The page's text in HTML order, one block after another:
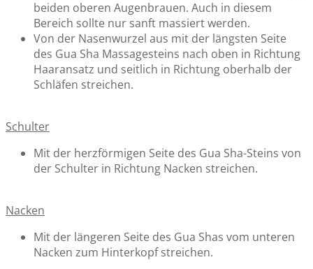
beiden oberen Augenbrauen. Auch in diesem
Bereich sollte nur sanft massiert werden.
Von der Nasenwurzel aus mit der längsten Seite
des Gua Sha Massagesteins nach oben in Richtung
Haaransatz und seitlich in Richtung oberhalb der
Schläfen streichen.
Schulter
Mit der herzförmigen Seite des Gua Sha-Steins von
der Schulter in Richtung Nacken streichen.
Nacken
Mit der längeren Seite des Gua Shas vom unteren
Nacken zum Hinterkopf streichen.